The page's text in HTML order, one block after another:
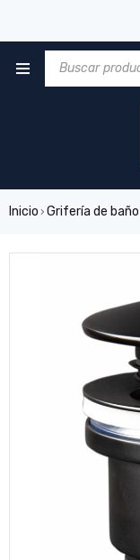
Inicio › Grifería de baño